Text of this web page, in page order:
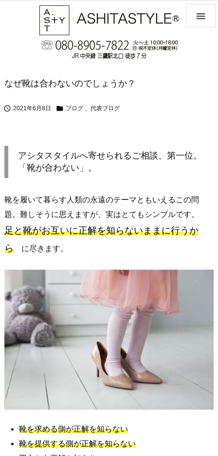

なぜ靴は合わないのでしょうか？
 2021年6月8日  ブログ , 代表ブログ
アシタスタイルへ寄せられるご相談、第一位。
「靴が合わない」。
靴を履いて暮らす人類の永遠のテーマともいえるこの問
題。難しそうに思えますが、実はとてもシンプルです。
足と靴がお互いに正解を知らないままに行うか
ら に尽きます。
靴を求める側が正解を知らない
靴を提供する側が正解を知らない